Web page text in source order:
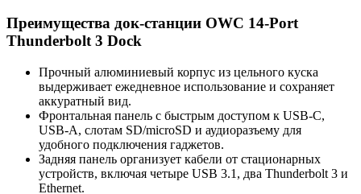
Преимущества док-станции OWC 14-Port
Thunderbolt 3 Dock
Прочный алюминиевый корпус из цельного куска
выдерживает ежедневное использование и сохраняет
аккуратный вид.
Фронтальная панель с быстрым доступом к USB-C,
USB-A, слотам SD/microSD и аудиоразъему для
удобного подключения гаджетов.
Задняя панель организует кабели от стационарных
устройств, включая четыре USB 3.1, два Thunderbolt 3 и
Ethernet.